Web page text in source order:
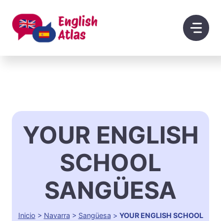
contenido
YOUR ENGLISH
SCHOOL
SANGÜESA
Inicio > Navarra > Sangüesa > YOUR ENGLISH SCHOOL